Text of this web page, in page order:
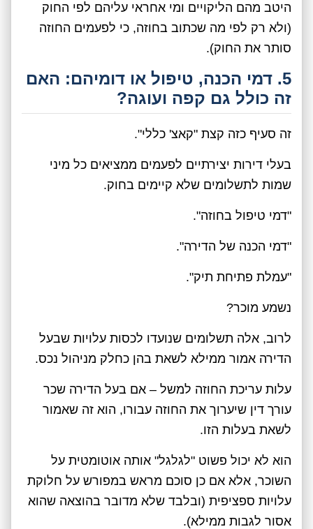
היטב מהם הליקויים ומי אחראי עליהם לפי החוק
(ולא רק לפי מה שכתוב בחוזה, כי לפעמים החוזה
סותר את החוק).
5. דמי הכנה, טיפול או דומיהם: האם
זה כולל גם קפה ועוגה?
זה סעיף כזה קצת "קאצ' כללי".
בעלי דירות יצירתיים לפעמים ממציאים כל מיני
שמות לתשלומים שלא קיימים בחוק.
"דמי טיפול בחוזה".
"דמי הכנה של הדירה".
"עמלת פתיחת תיק".
נשמע מוכר?
לרוב, אלה תשלומים שנועדו לכסות עלויות שבעל
הדירה אמור ממילא לשאת בהן כחלק מניהול נכס.
עלות עריכת החוזה למשל – אם בעל הדירה שכר
עורך דין שיערוך את החוזה עבורו, הוא זה שאמור
לשאת בעלות הזו.
הוא לא יכול פשוט "לגלגל" אותה אוטומטית על
השוכר, אלא אם כן סוכם מראש במפורש על חלוקת
עלויות ספציפית (ובלבד שלא מדובר בהוצאה שהוא
אסור לגבות ממילא).